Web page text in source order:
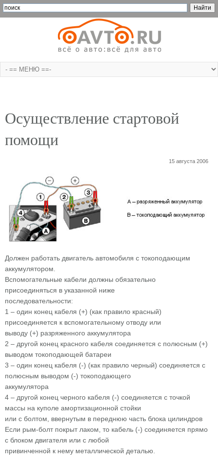
Осуществление стартовой
помощи
15 августа 2006
Должен работать двигатель автомобиля с токоподающим
аккумулятором.
Вспомогательные кабели должны обязательно
присоединяться в указанной ниже
последовательности:
1 – один конец кабеля (+) (как правило красный)
присоединяется к вспомогательному отводу или
выводу (+) разряженного аккумулятора
2 – другой конец красного кабеля соединяется с полюсным (+)
выводом токоподающей батареи
3 – один конец кабеля (-) (как правило черный) соединяется с
полюсным выводом (-) токоподающего
аккумулятора
4 – другой конец черного кабеля (-) соединяется с точкой
массы на куполе амортизационной стойки
или с болтом, ввернутым в переднюю часть блока цилиндров
Если рым-болт покрыт лаком, то кабель (-) соединяется прямо
с блоком двигателя или с любой
привинченной к нему металлической деталью.